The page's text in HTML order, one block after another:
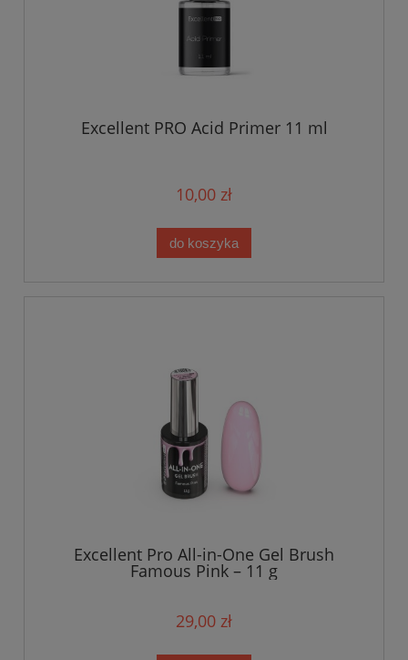
Excellent PRO Acid Primer 11 ml
10,00 zł
do koszyka
Excellent Pro All-in-One Gel Brush
Famous Pink – 11 g
29,00 zł